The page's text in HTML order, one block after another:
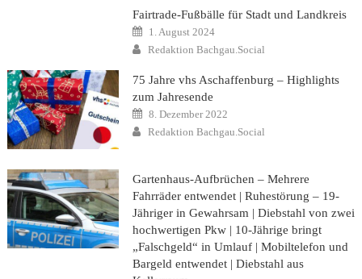
Fairtrade-Fußbälle für Stadt und Landkreis
Posted
on
1. August 2024
Author
Redaktion Bachgau.Social
75 Jahre vhs Aschaffenburg – Highlights
zum Jahresende
Posted
on
8. Dezember 2022
Author
Redaktion Bachgau.Social
Gartenhaus-Aufbrüchen – Mehrere
Fahrräder entwendet | Ruhestörung – 19-
Jähriger in Gewahrsam | Diebstahl von zwei
hochwertigen Pkw | 10-Jährige bringt
„Falschgeld“ in Umlauf | Mobiltelefon und
Bargeld entwendet | Diebstahl aus